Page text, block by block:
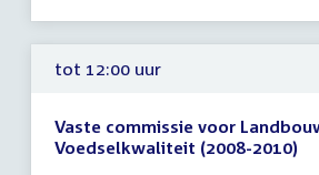
uur
tot 12:00 uur
Vaste commissie voor
Voedselkwaliteit (2008-2010)